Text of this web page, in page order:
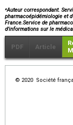
⁎Auteur correspondant.
pharmacoépidémiologie et
France.Service de
d'informations sur le
PDF Article
© 2020 Société